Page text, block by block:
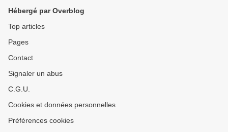
Hébergé par Overblog
Top articles
Pages
Contact
Signaler un abus
C.G.U.
Cookies et données personnelles
Préférences cookies